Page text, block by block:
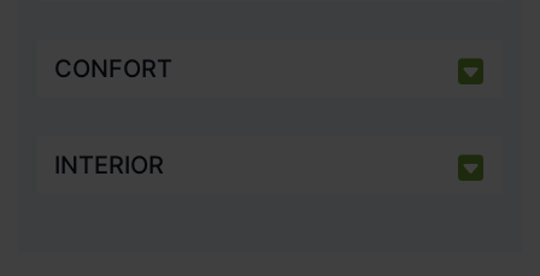
CONFORT
INTERIOR